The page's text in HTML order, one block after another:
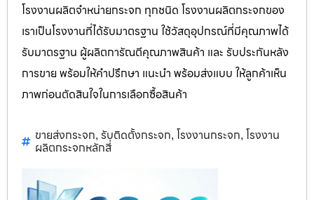
โรงงานผลิตจำหน่ายกระจก ทุกชนิด โรงงานผลิตกระจกของ
เราเป็นโรงงานที่ได้รับมาตรฐาน ใช้วัสดุอุปกรณ์ที่มีคุณภาพได้
รับมาตรฐาน ผู้ผลิตการัณตีคุณภาพสินค้า และ รับประกันหลัง
การขาย พร้อมให้คำปรึกษา แนะนำ พร้อมส่งแบบ ให้ลูกค้าเห็น
ภาพก่อนตัดสินใจในการเลือกซื้อสินค้า
ขายส่งกระจก, รับติดตั้งกระจก, โรงงานกระจก, โรงงาน
ผลิตกระจกหลักสี่